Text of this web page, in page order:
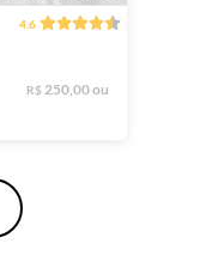
4.6
R$ 250,00 ou